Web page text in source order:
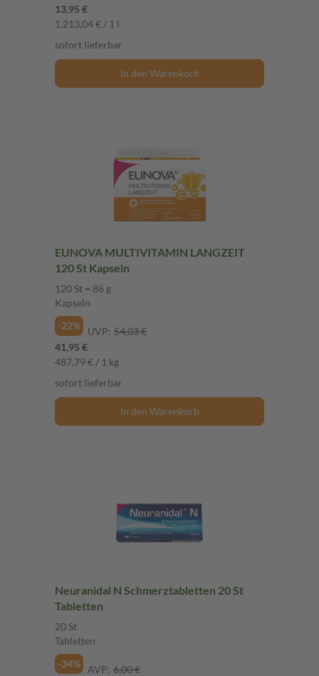
13,95 €
1.213,04 € / 1 l
sofort lieferbar
In den Warenkorb
EUNOVA MULTIVITAMIN LANGZEIT
120 St Kapseln
120 St = 86 g
Kapseln
-22%
UVP: 54,03 €
41,95 €
487,79 € / 1 kg
sofort lieferbar
In den Warenkorb
Neuranidal N Schmerztabletten 20 St
Tabletten
20 St
Tabletten
-34%
AVP: 6,00 €